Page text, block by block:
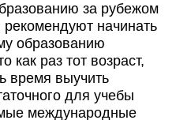
за рубежом
начинать
образованию
как раз тот возраст,
время выучить
для учебы
международные